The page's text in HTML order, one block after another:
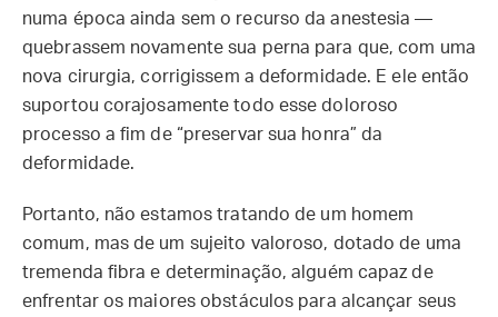
numa época ainda sem o recurso da anestesia —
quebrassem novamente sua perna para que, com uma
nova cirurgia, corrigissem a deformidade. E ele então
suportou corajosamente todo esse doloroso
processo a fim de “preservar sua honra” da
deformidade.
Portanto, não estamos tratando de um homem
comum, mas de um sujeito valoroso, dotado de uma
tremenda fibra e determinação, alguém capaz de
enfrentar os maiores obstáculos para alcançar seus